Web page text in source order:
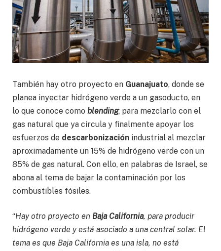
También hay otro proyecto en Guanajuato, donde se
planea inyectar hidrógeno verde a un gasoducto, en
lo que conoce como blending; para mezclarlo con el
gas natural que ya circula y finalmente apoyar los
esfuerzos de descarbonización industrial al mezclar
aproximadamente un 15% de hidrógeno verde con un
85% de gas natural. Con ello, en palabras de Israel, se
abona al tema de bajar la contaminación por los
combustibles fósiles.
“Hay otro proyecto en Baja California, para producir
hidrógeno verde y está asociado a una central solar. El
tema es que Baja California es una isla, no está